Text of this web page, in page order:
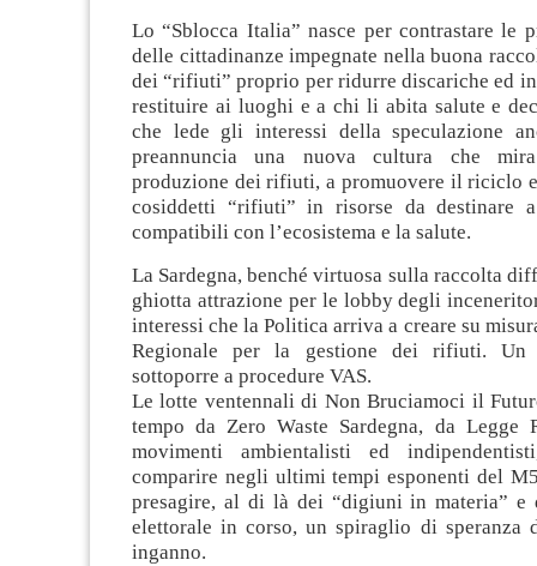
Lo “Sblocca Italia” nasce per contrastare le
delle cittadinanze impegnate nella buona
dei “rifiuti” proprio per ridurre discariche ed
restituire ai luoghi e a chi li abita salute e
che lede gli interessi della speculazione
preannuncia una nuova cultura che
produzione dei rifiuti, a promuovere il riciclo
cosiddetti “rifiuti” in risorse da destinare
compatibili con l’ecosistema e la salute.
La Sardegna, benché virtuosa sulla raccolta
ghiotta attrazione per le lobby degli
interessi che la Politica arriva a creare su
Regionale per la gestione dei rifiuti. Un
sottoporre a procedure VAS.
Le lotte ventennali di Non Bruciamoci il
tempo da Zero Waste Sardegna, da Legge
movimenti ambientalisti ed
comparire negli ultimi tempi esponenti del
presagire, al di là dei “digiuni in materia” e
elettorale in corso, un spiraglio di speranza
inganno.